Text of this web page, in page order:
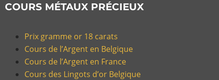
COURS MÉTAUX PRÉCIEUX
Prix gramme or 18 carats
Cours de l’Argent en Belgique
Cours de l’Argent en France
Cours des Lingots d’or Belgique